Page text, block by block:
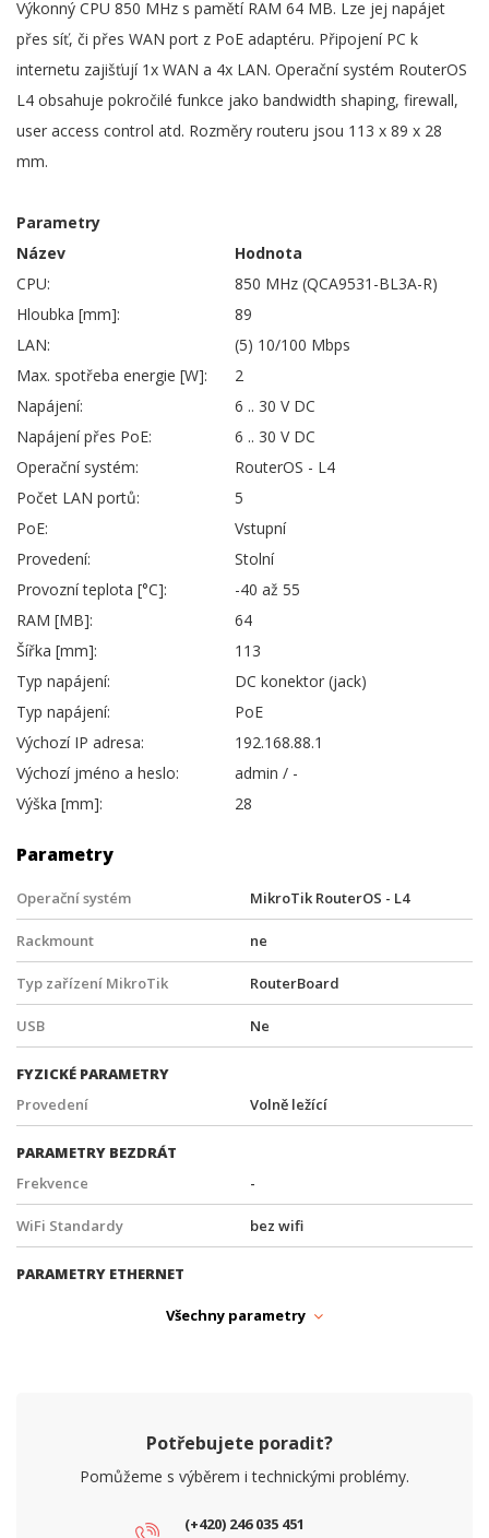
Výkonný CPU 850 MHz s pamětí RAM 64 MB. Lze jej napájet
přes síť, či přes WAN port z PoE adaptéru. Připojení PC k
internetu zajišťují 1x WAN a 4x LAN. Operační systém RouterOS
L4 obsahuje pokročilé funkce jako bandwidth shaping, firewall,
user access control atd. Rozměry routeru jsou 113 x 89 x 28
mm.
Parametry
Název
Hodnota
CPU:
850 MHz (QCA9531-BL3A-R)
Hloubka [mm]:
89
LAN:
(5) 10/100 Mbps
Max. spotřeba energie [W]:
2
Napájení:
6 .. 30 V DC
Napájení přes PoE:
6 .. 30 V DC
Operační systém:
RouterOS - L4
Počet LAN portů:
5
PoE:
Vstupní
Provedení:
Stolní
Provozní teplota [°C]:
-40 až 55
RAM [MB]:
64
Šířka [mm]:
113
Typ napájení:
DC konektor (jack)
Typ napájení:
PoE
Výchozí IP adresa:
192.168.88.1
Výchozí jméno a heslo:
admin / -
Výška [mm]:
28
Parametry
Operační systém MikroTik RouterOS - L4
Rackmount ne
Typ zařízení MikroTik RouterBoard
USB Ne
FYZICKÉ PARAMETRY
Provedení
Volně ležící
PARAMETRY BEZDRÁT
Frekvence
-
WiFi Standardy bez wifi
PARAMETRY ETHERNET
Síťové rozhraní (Mbps) 10/100
PARAMETRY NAPÁJENÍ
Všechny parametry
Potřebujete poradit?
Pomůžeme s výběrem i technickými problémy.
(+420) 246 035 451